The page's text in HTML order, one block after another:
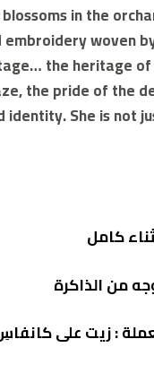
in the
woven
the heritage
the pride of the
identity. She is not
كامل
من الذاكرة
: زيتعلى